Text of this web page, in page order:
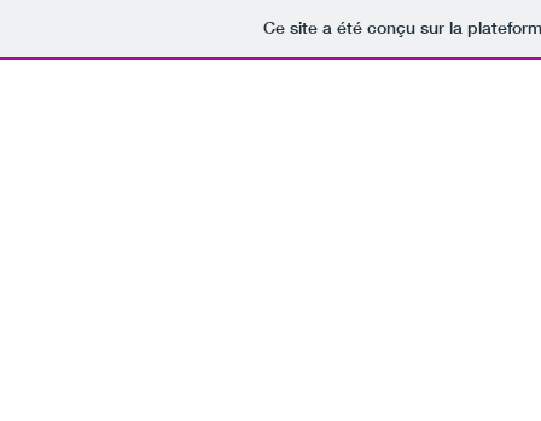
Ce site a été conçu sur la